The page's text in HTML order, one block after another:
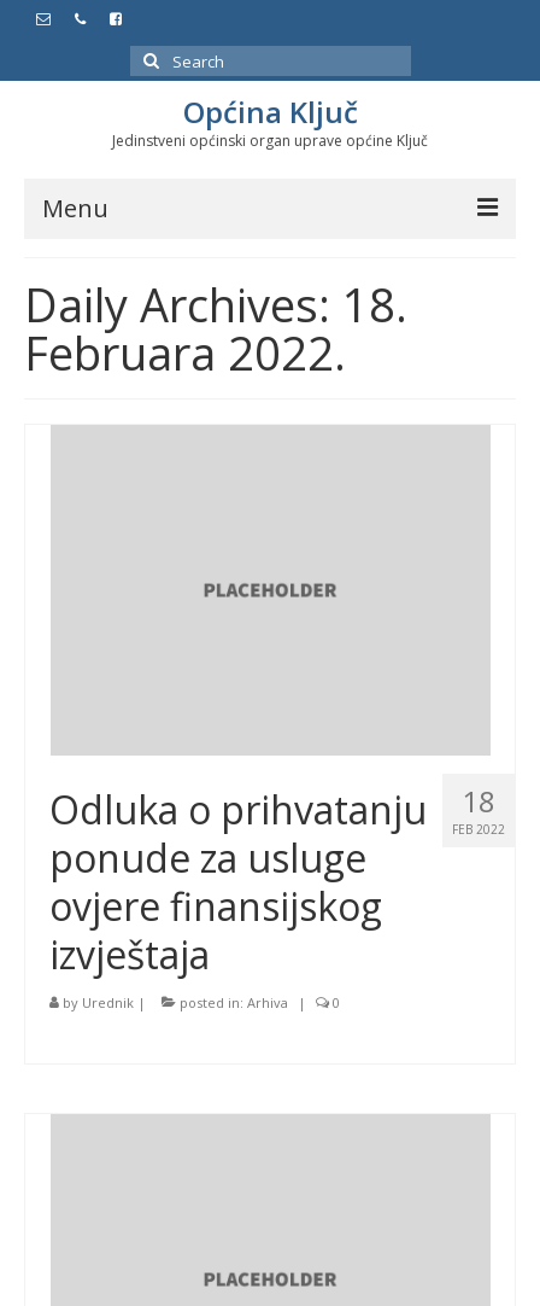
Search
for:
Općina Ključ
Jedinstveni općinski organ uprave općine Ključ
Menu
Službeni glasnici
Javne nabavke
Značajni datumi i manifestacije
Daily Archives: 18.
Februara 2022.
18
FEB 2022
Odluka o prihvatanju
ponude za usluge
ovjere finansijskog
izvještaja
by Urednik | posted in: Arhiva | 0